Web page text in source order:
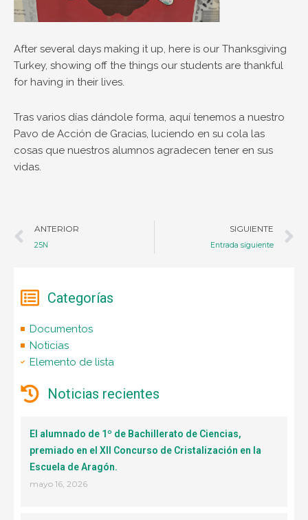
After several days making it up, here is our Thanksgiving
Turkey, showing off the things our students are thankful
for having in their lives.
Tras varios días dándole forma, aquí tenemos a nuestro
Pavo de Acción de Gracias, luciendo en su cola las
cosas que nuestros alumnos agradecen tener en sus
vidas.
ANTERIOR
25N
SIGUIENTE
Entrada siguiente
Categorías
Documentos
Noticias
Elemento de lista
Noticias recientes
El alumnado de 1º de Bachillerato de Ciencias,
premiado en el XII Concurso de Cristalización en la
Escuela de Aragón.
mayo 16, 2026